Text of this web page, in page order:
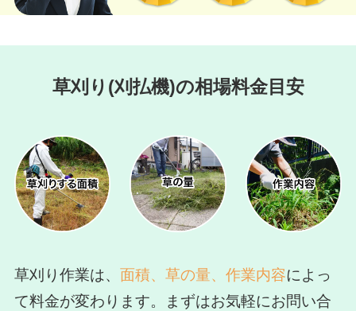
草刈り(刈払機)の相場料金目安
草刈り作業は、 面積、草の量、作業内容によっ
て料金が変わります。まずはお気軽にお問い合